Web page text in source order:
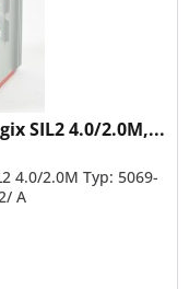
SIL2 4.0/2.0M,...
4.0/2.0M Typ: 5069-
A